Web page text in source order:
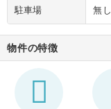
駐車場 無し
物件の特徴